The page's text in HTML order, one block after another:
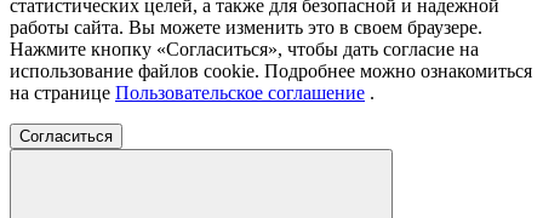
статистических целей, а также для безопасной и надежной
работы сайта. Вы можете изменить это в своем браузере.
Нажмите кнопку «Согласиться», чтобы дать согласие на
использование файлов cookie. Подробнее можно ознакомиться
на странице Пользовательское соглашение .
Согласиться